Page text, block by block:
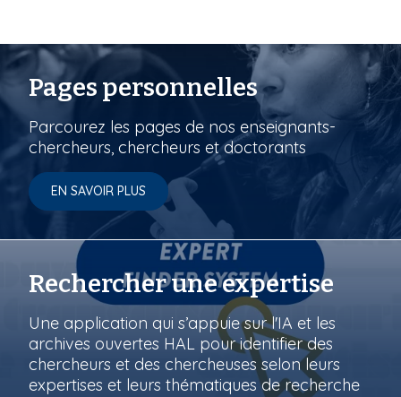
Pages personnelles
Parcourez les pages de nos enseignants-
chercheurs, chercheurs et doctorants
EN SAVOIR PLUS
Rechercher une expertise
Une application qui s’appuie sur l'IA et les
archives ouvertes HAL pour identifier des
chercheurs et des chercheuses selon leurs
expertises et leurs thématiques de recherche